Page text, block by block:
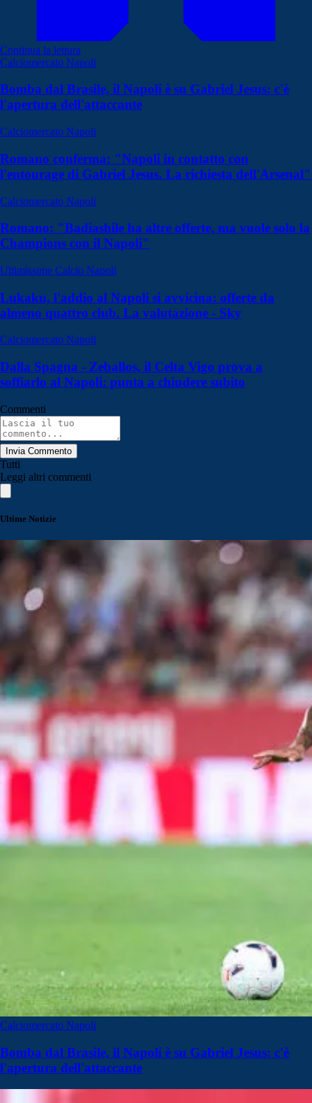
Continua la lettura
Calciomercato Napoli
Bomba dal Brasile, il Napoli è su Gabriel Jesus: c'è
l'apertura dell'attaccante
Calciomercato Napoli
Romano conferma: "Napoli in contatto con
l'entourage di Gabriel Jesus. La richiesta dell'Arsenal"
Calciomercato Napoli
Romano: "Badiashile ha altre offerte, ma vuole solo la
Champions con il Napoli"
Ultimissime Calcio Napoli
Lukaku, l'addio al Napoli si avvicina: offerte da
almeno quattro club. La valutazione - Sky
Calciomercato Napoli
Dalla Spagna - Zeballos, il Celta Vigo prova a
soffiarlo al Napoli: punta a chiudere subito
Commenti
Invia Commento
Tutti
Leggi altri commenti
Ultime Notizie
Calciomercato Napoli
Bomba dal Brasile, il Napoli è su Gabriel Jesus: c'è
l'apertura dell'attaccante